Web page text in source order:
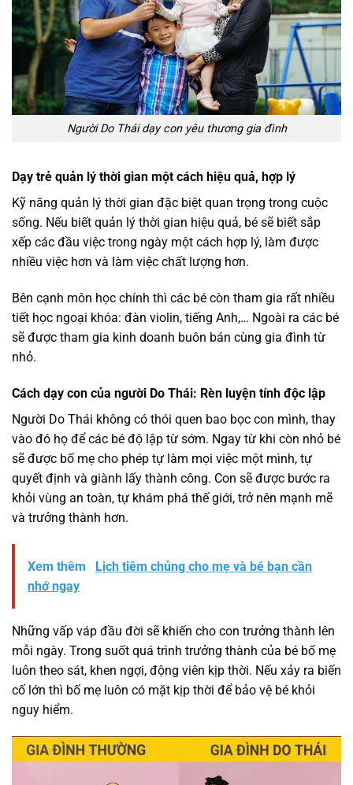
Người Do Thái dạy con yêu thương gia đình
Dạy trẻ quản lý thời gian một cách hiệu quả, hợp lý
Kỹ năng quản lý thời gian đặc biệt quan trọng trong cuộc
sống. Nếu biết quản lý thời gian hiệu quả, bé sẽ biết sắp
xếp các đầu việc trong ngày một cách hợp lý, làm được
nhiều việc hơn và làm việc chất lượng hơn.
Bên cạnh môn học chính thì các bé còn tham gia rất nhiều
tiết học ngoại khóa: đàn violin, tiếng Anh,… Ngoài ra các bé
sẽ được tham gia kinh doanh buôn bán cùng gia đình từ
nhỏ.
Cách dạy con của người Do Thái: Rèn luyện tính độc lập
Người Do Thái không có thói quen bao bọc con mình, thay
vào đó họ để các bé độ lập từ sớm. Ngay từ khi còn nhỏ bé
sẽ được bố mẹ cho phép tự làm mọi việc một mình, tự
quyết định và giành lấy thành công. Con sẽ được bước ra
khỏi vùng an toàn, tự khám phá thế giới, trở nên mạnh mẽ
và trưởng thành hơn.
Xem thêm
Lịch tiêm chủng cho mẹ và bé bạn cần
nhớ ngay
Những vấp váp đầu đời sẽ khiến cho con trưởng thành lên
mỗi ngày. Trong suốt quá trình trưởng thành của bé bố mẹ
luôn theo sát, khen ngợi, động viên kịp thời. Nếu xảy ra biến
cố lớn thì bố mẹ luôn có mặt kịp thời để bảo vệ bé khỏi
nguy hiểm.